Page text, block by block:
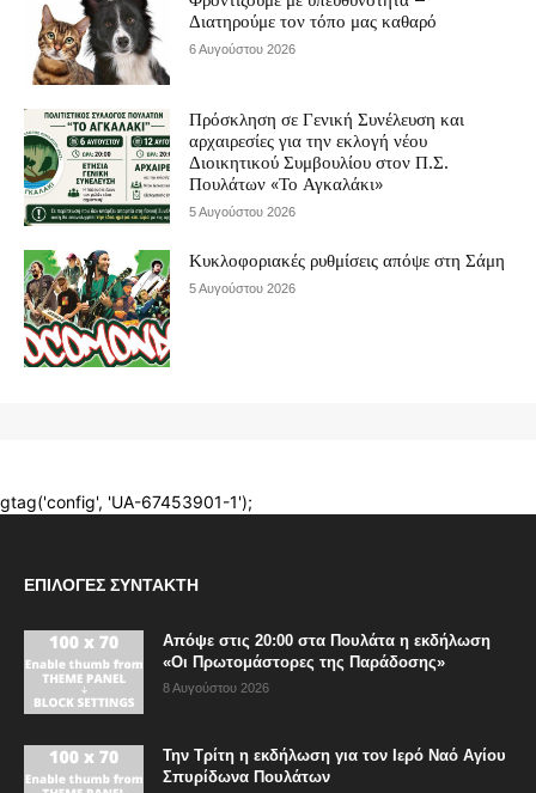
ΕΠΙΛΟΓΈΣ ΣΥΝΤΆΚΤΗ
Απόψε στις 20:00 στα Πουλάτα η εκδήλωση
«Οι Πρωτομάστορες της Παράδοσης»
8 Αυγούστου 2026
Την Τρίτη η εκδήλωση για τον Ιερό Ναό Αγίου
Σπυρίδωνα Πουλάτων